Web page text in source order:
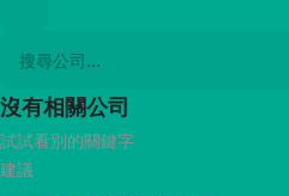
沒有相關公司
試試看別的關鍵字
建議